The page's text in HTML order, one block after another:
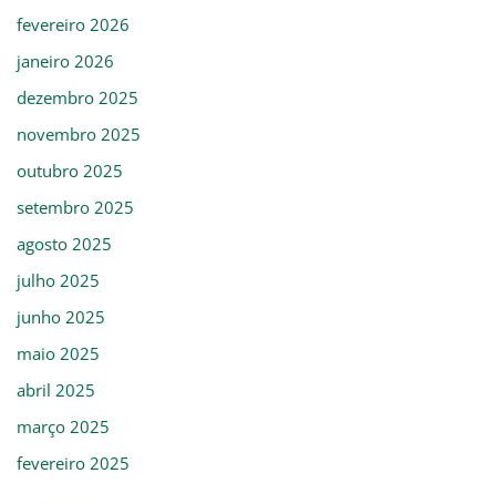
fevereiro 2026
janeiro 2026
dezembro 2025
novembro 2025
outubro 2025
setembro 2025
agosto 2025
julho 2025
junho 2025
maio 2025
abril 2025
março 2025
fevereiro 2025